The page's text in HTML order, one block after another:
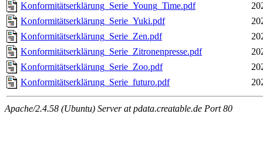
Konformitätserklärung_Serie_Young_Time.pdf
Konformitätserklärung_Serie_Yuki.pdf
Konformitätserklärung_Serie_Zen.pdf
Konformitätserklärung_Serie_Zitronenpresse.pdf
Konformitätserklärung_Serie_Zoo.pdf
Konformitätserklärung_Serie_futuro.pdf
Apache/2.4.58 (Ubuntu) Server at pdata.creatable.de Port 80